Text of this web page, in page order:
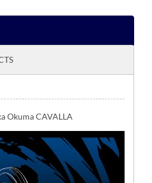
Okuma CAVALLA